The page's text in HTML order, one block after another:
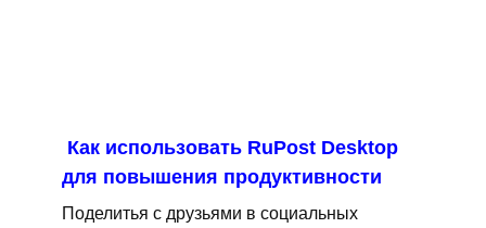
Как использовать RuPost Desktop
для повышения продуктивности
Поделитья с друзьями в социальных